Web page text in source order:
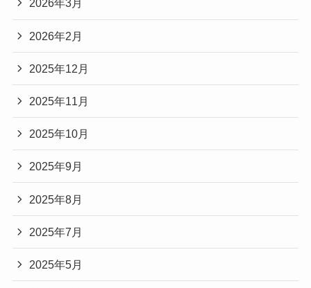
2026年3月
2026年2月
2025年12月
2025年11月
2025年10月
2025年9月
2025年8月
2025年7月
2025年5月